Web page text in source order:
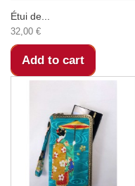
Étui de...
32,00 €
Add to cart